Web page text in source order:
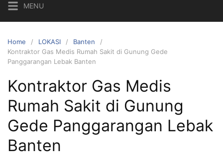
MENU
Home LOKASI
Banten
Kontraktor Gas Medis Rumah Sakit di Gunung Gede
Panggarangan Lebak Banten
Kontraktor Gas Medis
Rumah Sakit di Gunung
Gede Panggarangan Lebak
Banten